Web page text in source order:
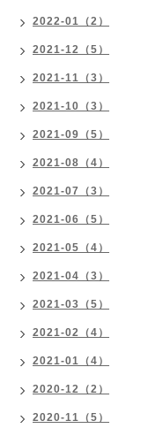
2022-01（2）
2021-12（5）
2021-11（3）
2021-10（3）
2021-09（5）
2021-08（4）
2021-07（3）
2021-06（5）
2021-05（4）
2021-04（3）
2021-03（5）
2021-02（4）
2021-01（4）
2020-12（2）
2020-11（5）